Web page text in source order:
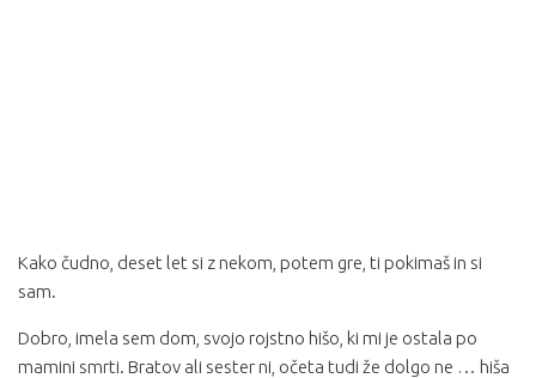
Kako čudno, deset let si z nekom, potem gre, ti pokimaš in si
sam.
Dobro, imela sem dom, svojo rojstno hišo, ki mi je ostala po
mamini smrti. Bratov ali sester ni, očeta tudi že dolgo ne … hiša